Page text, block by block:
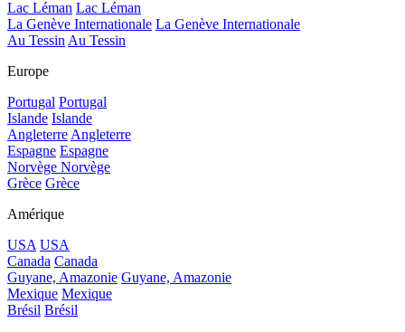
Lac Léman Lac Léman
La Genève Internationale La Genève Internationale
Au TessinAu Tessin
Europe
Portugal Portugal
Islande Islande
AngleterreAngleterre
Espagne Espagne
Norvège Norvège
Grèce Grèce
Amérique
USA USA
Canada Canada
Guyane, Amazonie Guyane, Amazonie
Mexique Mexique
Brésil Brésil